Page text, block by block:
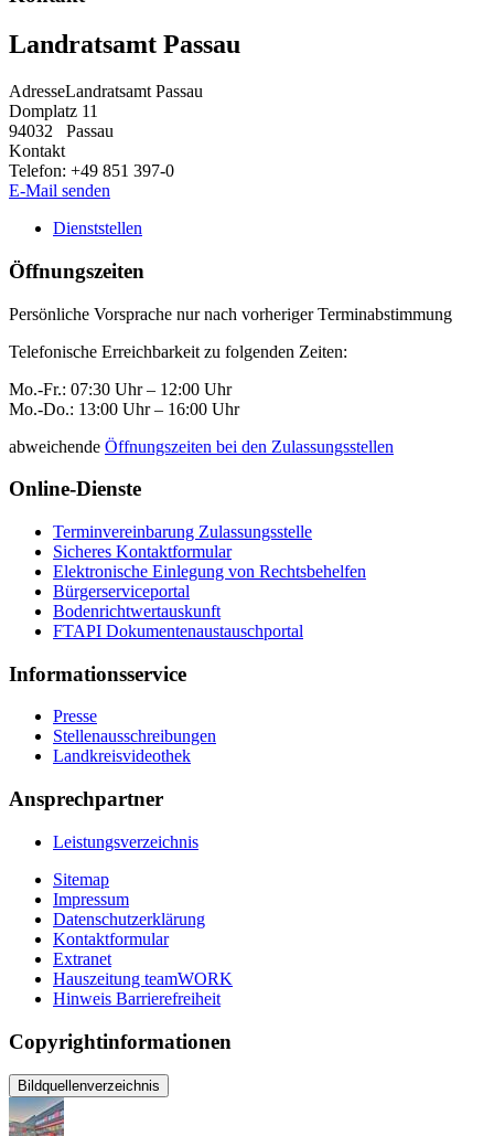
Landratsamt Passau
AdresseLandratsamt Passau
Domplatz 11
94032
Passau
Kontakt
Telefon: +49 851 397-0
E-Mail senden
Dienststellen
Öffnungszeiten
Persönliche Vorsprache nur nach vorheriger Terminabstimmung
Telefonische Erreichbarkeit zu folgenden Zeiten:
Mo.-Fr.: 07:30 Uhr – 12:00 Uhr
Mo.-Do.: 13:00 Uhr – 16:00 Uhr
abweichende Öffnungszeiten bei den Zulassungsstellen
Online-Dienste
Terminvereinbarung Zulassungsstelle
Sicheres Kontaktformular
Elektronische Einlegung von Rechtsbehelfen
Bürgerserviceportal
Bodenrichtwertauskunft
FTAPI Dokumentenaustauschportal
Informationsservice
Presse
Stellenausschreibungen
Landkreisvideothek
Ansprechpartner
Leistungsverzeichnis
Sitemap
Impressum
Datenschutzerklärung
Kontaktformular
Extranet
Hauszeitung teamWORK
Hinweis Barrierefreiheit
Copyrightinformationen
Bildquellenverzeichnis